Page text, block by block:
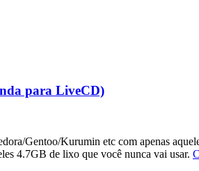
para LiveCD)
Gentoo/Kurumin etc com apenas
4.7GB de lixo que você nunca vai usar.